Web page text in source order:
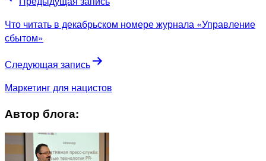
Что читать в декабрьском номере журнала «Управление
сбытом»
Следующая запись
Маркетинг для нацистов
Автор блога: